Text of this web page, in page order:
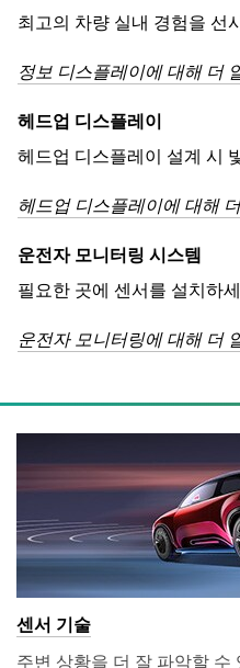
최고의 차량 실내 경험을 선
정보 디스플레이에 대해 더
헤드업 디스플레이
헤드업 디스플레이 설계 시
헤드업 디스플레이에 대해
운전자 모니터링 시스템
필요한 곳에 센서를 설치하
운전자 모니터링에 대해 더
센서 기술
주변 상황을 더 잘 파악할